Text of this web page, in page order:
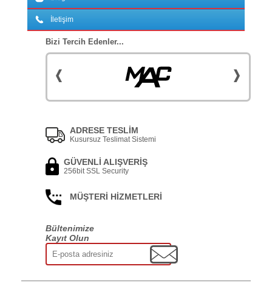
İletişim
Bizi Tercih Edenler...
ADRESE TESLİM
Kusursuz Teslimat Sistemi
GÜVENLİ ALIŞVERİŞ
256bit SSL Security
MÜŞTERİ HİZMETLERİ
Bültenimize
Kayıt Olun